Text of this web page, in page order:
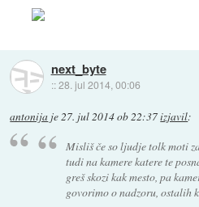
next_byte
::28. jul 2014, 00:06
antonija je27. jul 2014 ob 22:37izjavil:
Misliš če so ljudje tolk moti
tudi na kamere katere te
greš skozi kak mesto, pa
govorimo o nadzoru, ostalih